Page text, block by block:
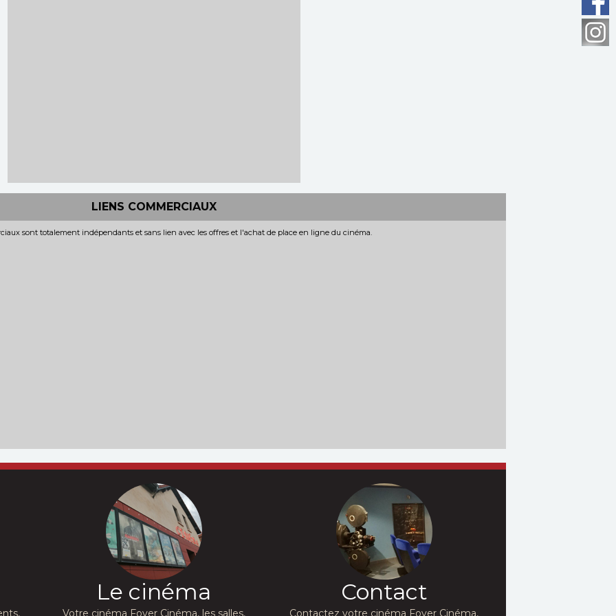
LIENS COMMERCIAUX
sont totalement indépendants et sans lien avec les offres et l'achat de place en ligne du cinéma.
Le cinéma
Votre cinéma Foyer Cinéma, les salles,
Contact
Contactez votre cinéma Foyer Cinéma,